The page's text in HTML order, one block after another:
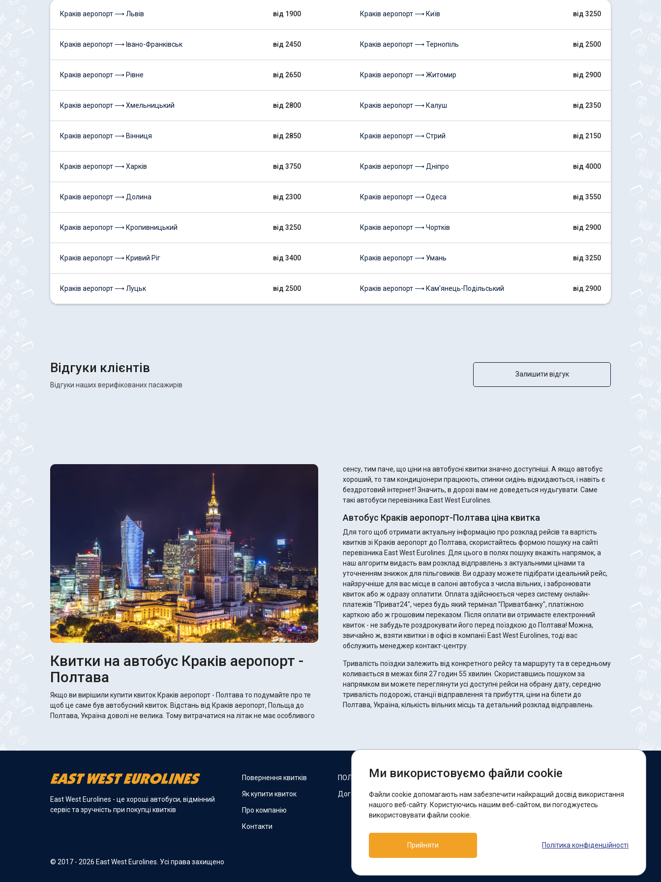
Краків аеропорт ⟶ Львів від 1900
Краків аеропорт ⟶ Івано-Франківськ від 2450
Краків аеропорт ⟶ Рівне від 2650
Краків аеропорт ⟶ Хмельницький від 2800
Краків аеропорт ⟶ Вінниця від 2850
Краків аеропорт ⟶ Харків від 3750
Краків аеропорт ⟶ Долина від 2300
Краків аеропорт ⟶ Кропивницький від 3250
Краків аеропорт ⟶ Кривий Ріг від 3400
Краків аеропорт ⟶ Луцьк від 2500
Краків аеропорт ⟶ Київ від 3250
Краків аеропорт ⟶ Тернопіль від 2500
Краків аеропорт ⟶ Житомир від 2900
Краків аеропорт ⟶ Калуш від 2350
Краків аеропорт ⟶ Стрий від 2150
Краків аеропорт ⟶ Дніпро від 4000
Краків аеропорт ⟶ Одеса від 3550
Краків аеропорт ⟶ Чортків від 2900
Краків аеропорт ⟶ Умань від 3250
Краків аеропорт ⟶ Кам'янець-Подільський від 2900
Відгуки клієнтів
Відгуки наших верифікованих пасажирів
Залишити відгук
Квитки на автобус Краків аеропорт -
Полтава
Якщо ви вирішили купити квиток Краків аеропорт - Полтава то подумайте про те
щоб це саме був автобусний квиток. Відстань від Краків аеропорт, Польща до
Полтава, Україна доволі не велика. Тому витрачатися на літак не має особливого
сенсу, тим паче, що ціни на автобусні квитки значно доступніші. А якщо автобус
хороший, то там кондиціонери працюють, спинки сидінь відкидаються, і навіть є
бездротовий інтернет! Значить, в дорозі вам не доведеться нудьгувати. Саме
такі автобуси перевізника East West Eurolines.
Автобус Краків аеропорт-Полтава ціна квитка
Для того щоб отримати актуальну інформацію про розклад рейсів та вартість
квитків зі Краків аеропорт до Полтава, скористайтесь формою пошуку на сайті
перевізника East West Eurolines. Для цього в полях пошуку вкажіть напрямок, а
наш алгоритм видасть вам розклад відправлень з актуальними цінами та
уточненням знижок для пільговиків. Ви одразу можете підібрати ідеальний рейс,
найзручніше для вас місце в салоні автобуса з числа вільних, і забронювати
квиток або ж одразу оплатити. Оплата здійснюється через систему онлайн-
платежів "Приват24", через будь який термінал "Приватбанку", платіжною
карткою або ж грошовим переказом. Після оплати ви отримаєте електронний
квиток - не забудьте роздрокувати його перед поїздкою до Полтава! Можна,
звичайно ж, взяти квитки і в офісі в компанії East West Eurolines, тоді вас
обслужить менеджер контакт-центру.
Тривалість поїздки залежить від конкретного рейсу та маршруту та в середньому
коливається в межах біля 27 годин 55 хвилин. Скориставшись пошуком за
напрямком ви можете переглянути усі доступні рейси на обрану дату, середню
тривалість подорожі, станції відправлення та прибуття, ціни на білети до
Полтава, Україна, кількість вільних місць та детальний розклад відправлень.
East West Eurolines - це хороші автобуси, відмінний
сервіс та зручність при покупці квитків
© 2017 - 2026 East West Eurolines. Усі права захищено
Повернення квитків
Як купити квиток
Про компанію
Контакти
ПОЛІТИКА COOKIES
Договір оферти
Ми в соцмережах:
Facebook
Підтримка:
Telegram-бот
Ми використовуємо файли cookie
Файли cookie допомагають нам забезпечити найкращий досвід використання
нашого веб-сайту. Користуючись нашим веб-сайтом, ви погоджуєтесь
використовувати файли cookie.
Прийняти Політика конфіденційності